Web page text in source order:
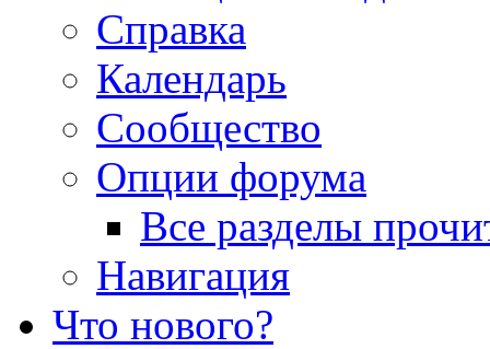
Справка
Календарь
Сообщество
Опции форума
Все разделы
Навигация
Что нового?